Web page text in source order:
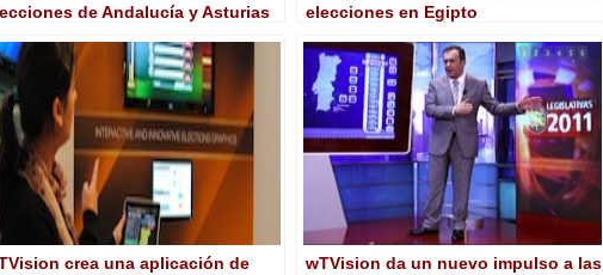
de Andalucía y Asturias
elecciones en Egipto
crea una aplicación de
wTVision da un nuevo impulso a las